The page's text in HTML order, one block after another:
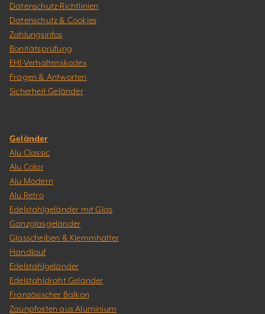
Datenschutz-Richtlinien
Datenschutz & Cookies
Zahlungsinfos
Bonitätsprüfung
EHI-Verhaltenskodex
Fragen & Antworten
Sicherheit Geländer
Geländer
Alu Classic
Alu Color
Alu Modern
Alu Retro
Edelstahlgeländer mit Glas
Ganzglasgeländer
Glasscheiben & Klemmhalter
Handlauf
Edelstahlgeländer
Edelstahldraht Geländer
Französischer Balkon
Zaunpfosten aus Aluminium